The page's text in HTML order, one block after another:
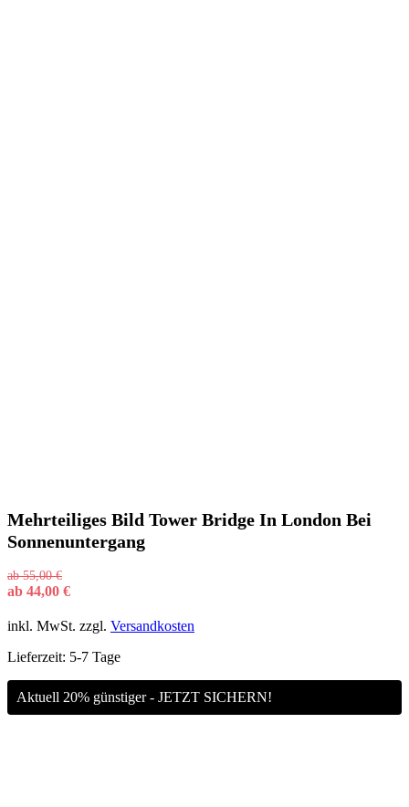
Mehrteiliges Bild Tower Bridge In London Bei
Sonnenuntergang
ab55,00€
ab 44,00 €
inkl. MwSt. zzgl. Versandkosten
Lieferzeit: 5-7 Tage
Aktuell 20% günstiger - JETZT SICHERN!